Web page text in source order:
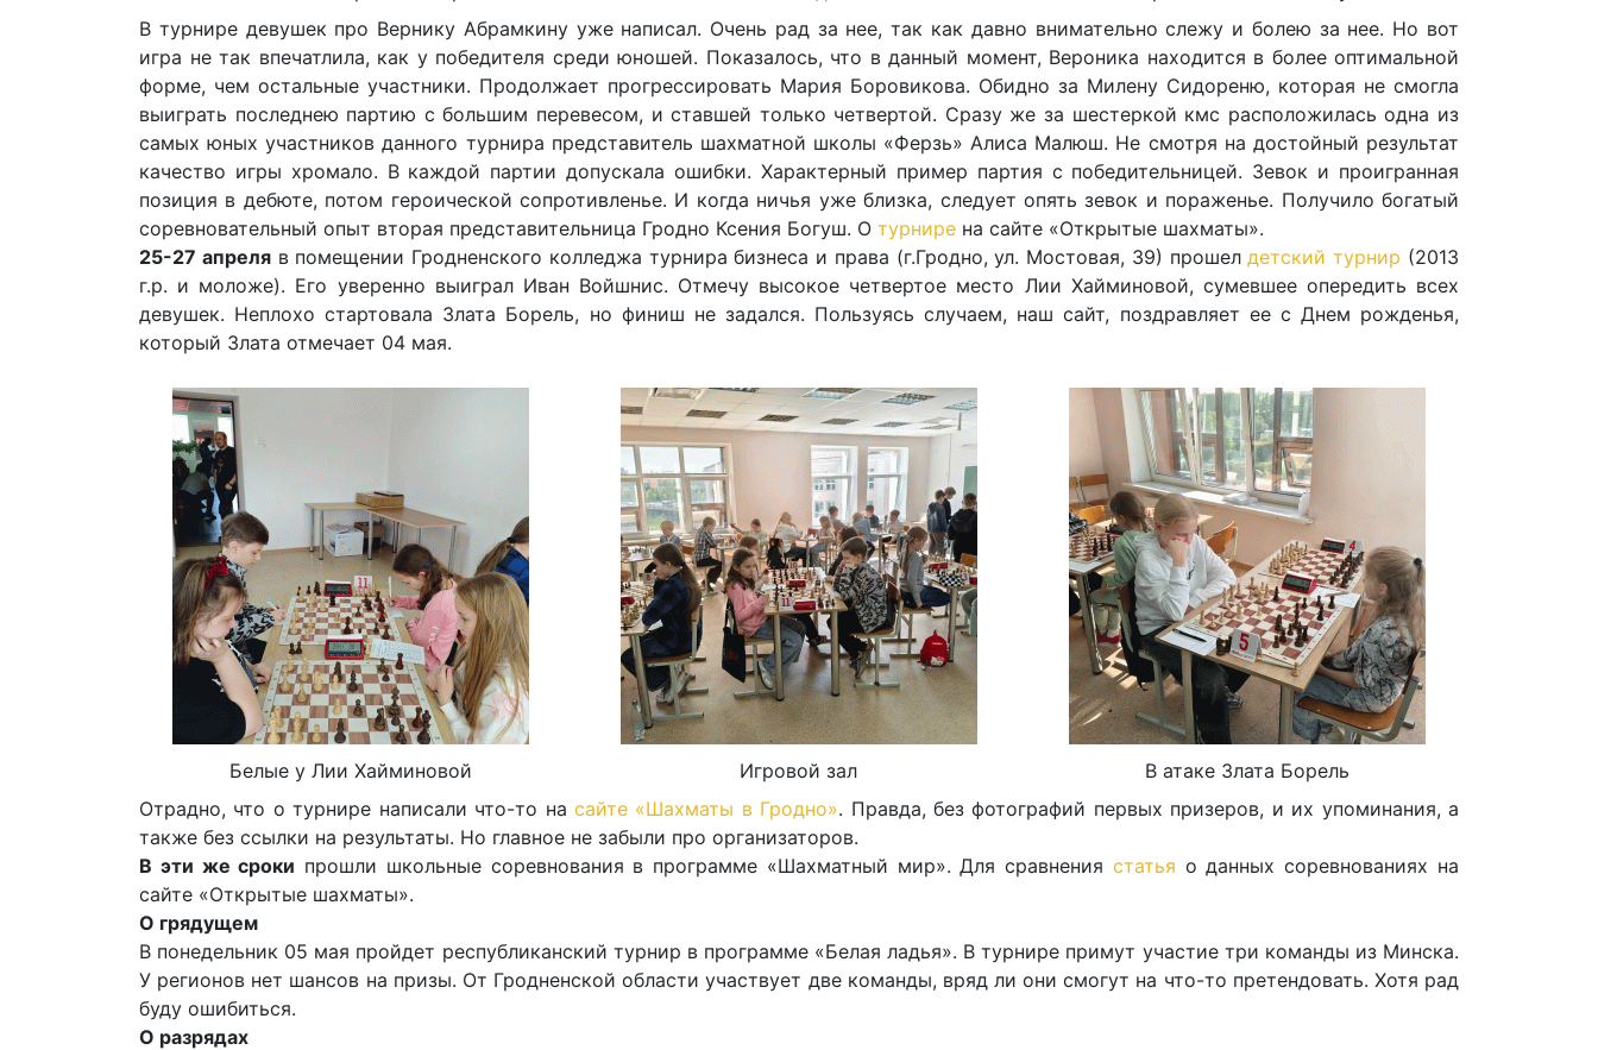
В турнире девушек про Вернику Абрамкину уже написал. Очень рад за нее, так как давно внимательно слежу и болею за нее. Но вот
игра не так впечатлила, как у победителя среди юношей. Показалось, что в данный момент, Вероника находится в более оптимальной
форме, чем остальные участники. Продолжает прогрессировать Мария Боровикова. Обидно за Милену Сидореню, которая не смогла
выиграть последнею партию с большим перевесом, и ставшей только четвертой. Сразу же за шестеркой кмс расположилась одна из
самых юных участников данного турнира представитель шахматной школы «Ферзь» Алиса Малюш. Не смотря на достойный результат
качество игры хромало. В каждой партии допускала ошибки. Характерный пример партия с победительницей. Зевок и проигранная
позиция в дебюте, потом героической сопротивленье. И когда ничья уже близка, следует опять зевок и пораженье. Получило богатый
соревновательный опыт вторая представительница Гродно Ксения Богуш. О турнире на сайте «Открытые шахматы».
25-27 апреляв помещении Гродненского колледжа турнира бизнеса и права (г.Гродно, ул. Мостовая, 39) прошелдетский турнир (2013
г.р. и моложе). Его уверенно выиграл Иван Войшнис. Отмечу высокое четвертое место Лии Хайминовой, сумевшее опередить всех
девушек. Неплохо стартовала Злата Борель, но финиш не задался. Пользуясь случаем, наш сайт, поздравляет ее с Днем рожденья,
который Злата отмечает 04 мая.
Белые у Лии Хайминовой Игровой зал
В атаке Злата Борель
Отрадно, что о турнире написали что-то на сайте «Шахматы в Гродно». Правда, без фотографий первых призеров, и их упоминания, а
также без ссылки на результаты. Но главное не забыли про организаторов.
В эти же сроки прошли школьные соревнования в программе «Шахматный мир». Для сравнения статья о данных соревнованиях на
сайте «Открытые шахматы».
О грядущем
В понедельник 05 мая пройдет республиканский турнир в программе «Белая ладья». В турнире примут участие три команды из Минска.
У регионов нет шансов на призы. От Гродненской области участвует две команды, вряд ли они смогут на что-то претендовать. Хотя рад
буду ошибиться.
О разрядах